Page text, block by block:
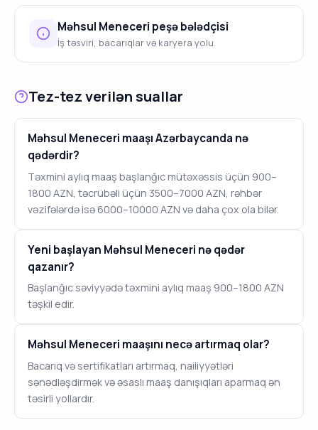
Məhsul Meneceri peşə bələdçisi
İş təsviri, bacarıqlar və karyera yolu.
Tez-tez verilən suallar
Məhsul Meneceri maaşı Azərbaycanda nə
qədərdir?
Təxmini aylıq maaş başlanğıc mütəxəssis üçün 900–
1800 AZN, təcrübəli üçün 3500–7000 AZN, rəhbər
vəzifələrdə isə 6000–10000 AZN və daha çox ola bilər.
Yeni başlayan Məhsul Meneceri nə qədər
qazanır?
Başlanğıc səviyyədə təxmini aylıq maaş 900–1800 AZN
təşkil edir.
Məhsul Meneceri maaşını necə artırmaq olar?
Bacarıq və sertifikatları artırmaq, nailiyyətləri
sənədləşdirmək və əsaslı maaş danışıqları aparmaq ən
təsirli yollardır.